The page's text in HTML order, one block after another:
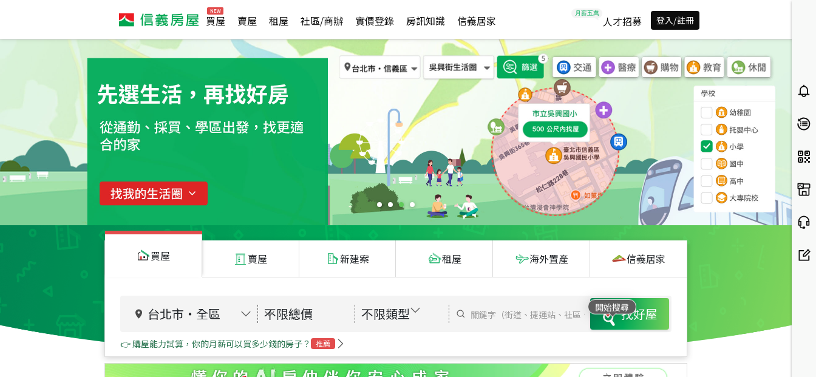
買屋 賣屋 租屋 社區/商辦 實價登錄 房訊知識 信義居家 人才招募 登入/註冊
買屋 賣屋 新建案 租屋 海外置產 信義居家
台北市 ・ 全區 不限總價 不限類型
開始搜尋
找好屋
👉 購屋能力試算，你的月薪可以買多少錢的房子？ 推薦